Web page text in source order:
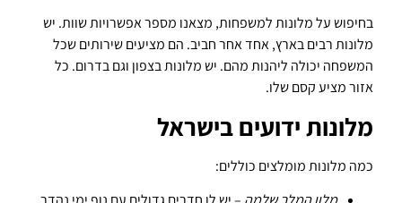
בחיפוש על מלונות למשפחות, מצאנו מספר אפשרויות שוות. יש
מלונות רבים בארץ, אחד אחר חביב. הם מציעים שירותים שכל
המשפחה יכולה ליהנות מהם. יש מלונות בצפון וגם בדרום. כל
אזור מציע קסם שלו.
מלונות ידועים בישראל
כמה מלונות מומלצים כוללים: